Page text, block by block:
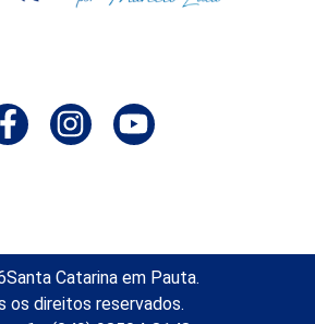
Santa Catarina em Pauta.
os direitos reservados.